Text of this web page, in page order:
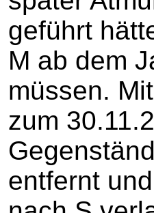
geführt
M ab dem
müssen.
zum
entfernt